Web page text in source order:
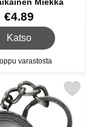
€4.89
Katso Miekka
varastosta
of Thrones Stark